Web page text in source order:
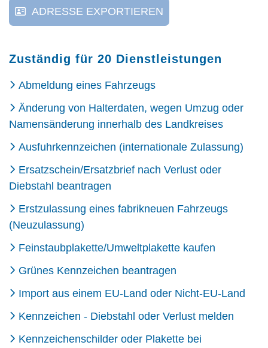
ADRESSE EXPORTIEREN
Zuständig für 20 Dienstleistungen
Abmeldung eines Fahrzeugs
Änderung von Halterdaten, wegen Umzug oder
Namensänderung innerhalb des Landkreises
Ausfuhrkennzeichen (internationale Zulassung)
Ersatzschein/Ersatzbrief nach Verlust oder
Diebstahl beantragen
Erstzulassung eines fabrikneuen Fahrzeugs
(Neuzulassung)
Feinstaubplakette/Umweltplakette kaufen
Grünes Kennzeichen beantragen
Import aus einem EU-Land oder Nicht-EU-Land
Kennzeichen - Diebstahl oder Verlust melden
Kennzeichenschilder oder Plakette bei